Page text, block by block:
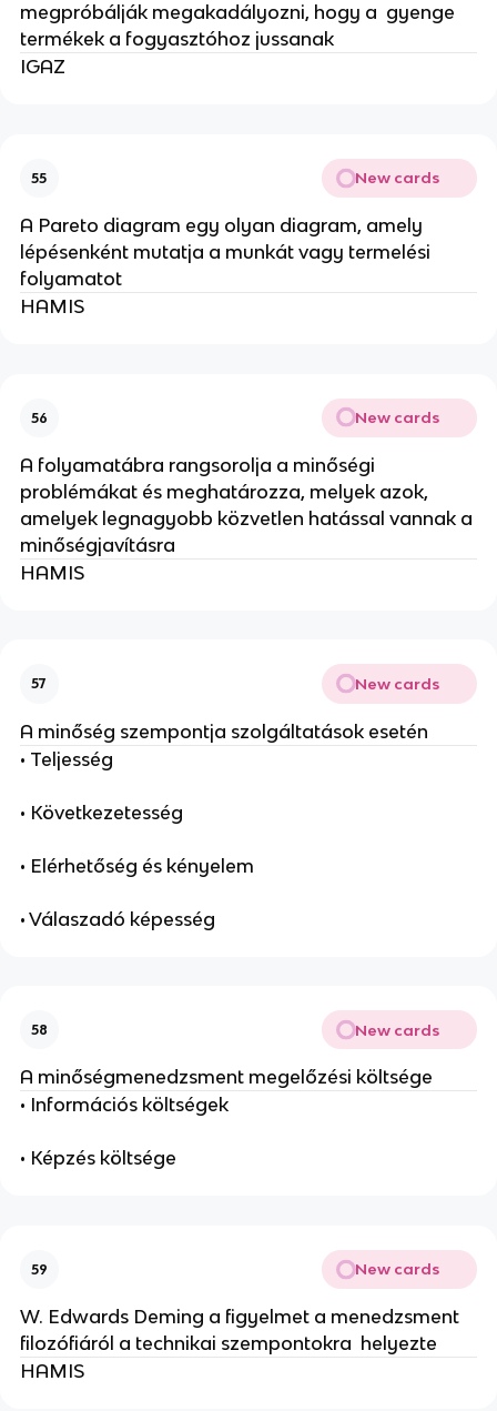
megpróbálják megakadályozni, hogy a gyenge
termékek a fogyasztóhoz jussanak
IGAZ
55 New cards
A Pareto diagram egy olyan diagram, amely
lépésenként mutatja a munkát vagy termelési
folyamatot
HAMIS
56 New cards
A folyamatábra rangsorolja a minőségi
problémákat és meghatározza, melyek azok,
amelyek legnagyobb közvetlen hatással vannak a
minőségjavításra
HAMIS
57 New cards
A minőség szempontja szolgáltatások esetén
• Teljesség
• Következetesség
• Elérhetőség és kényelem
• Válaszadó képesség
58 New cards
A minőségmenedzsment megelőzési költsége
• Információs költségek
• Képzés költsége
59 New cards
W. Edwards Deming a figyelmet a menedzsment
filozófiáról a technikai szempontokra helyezte
HAMIS